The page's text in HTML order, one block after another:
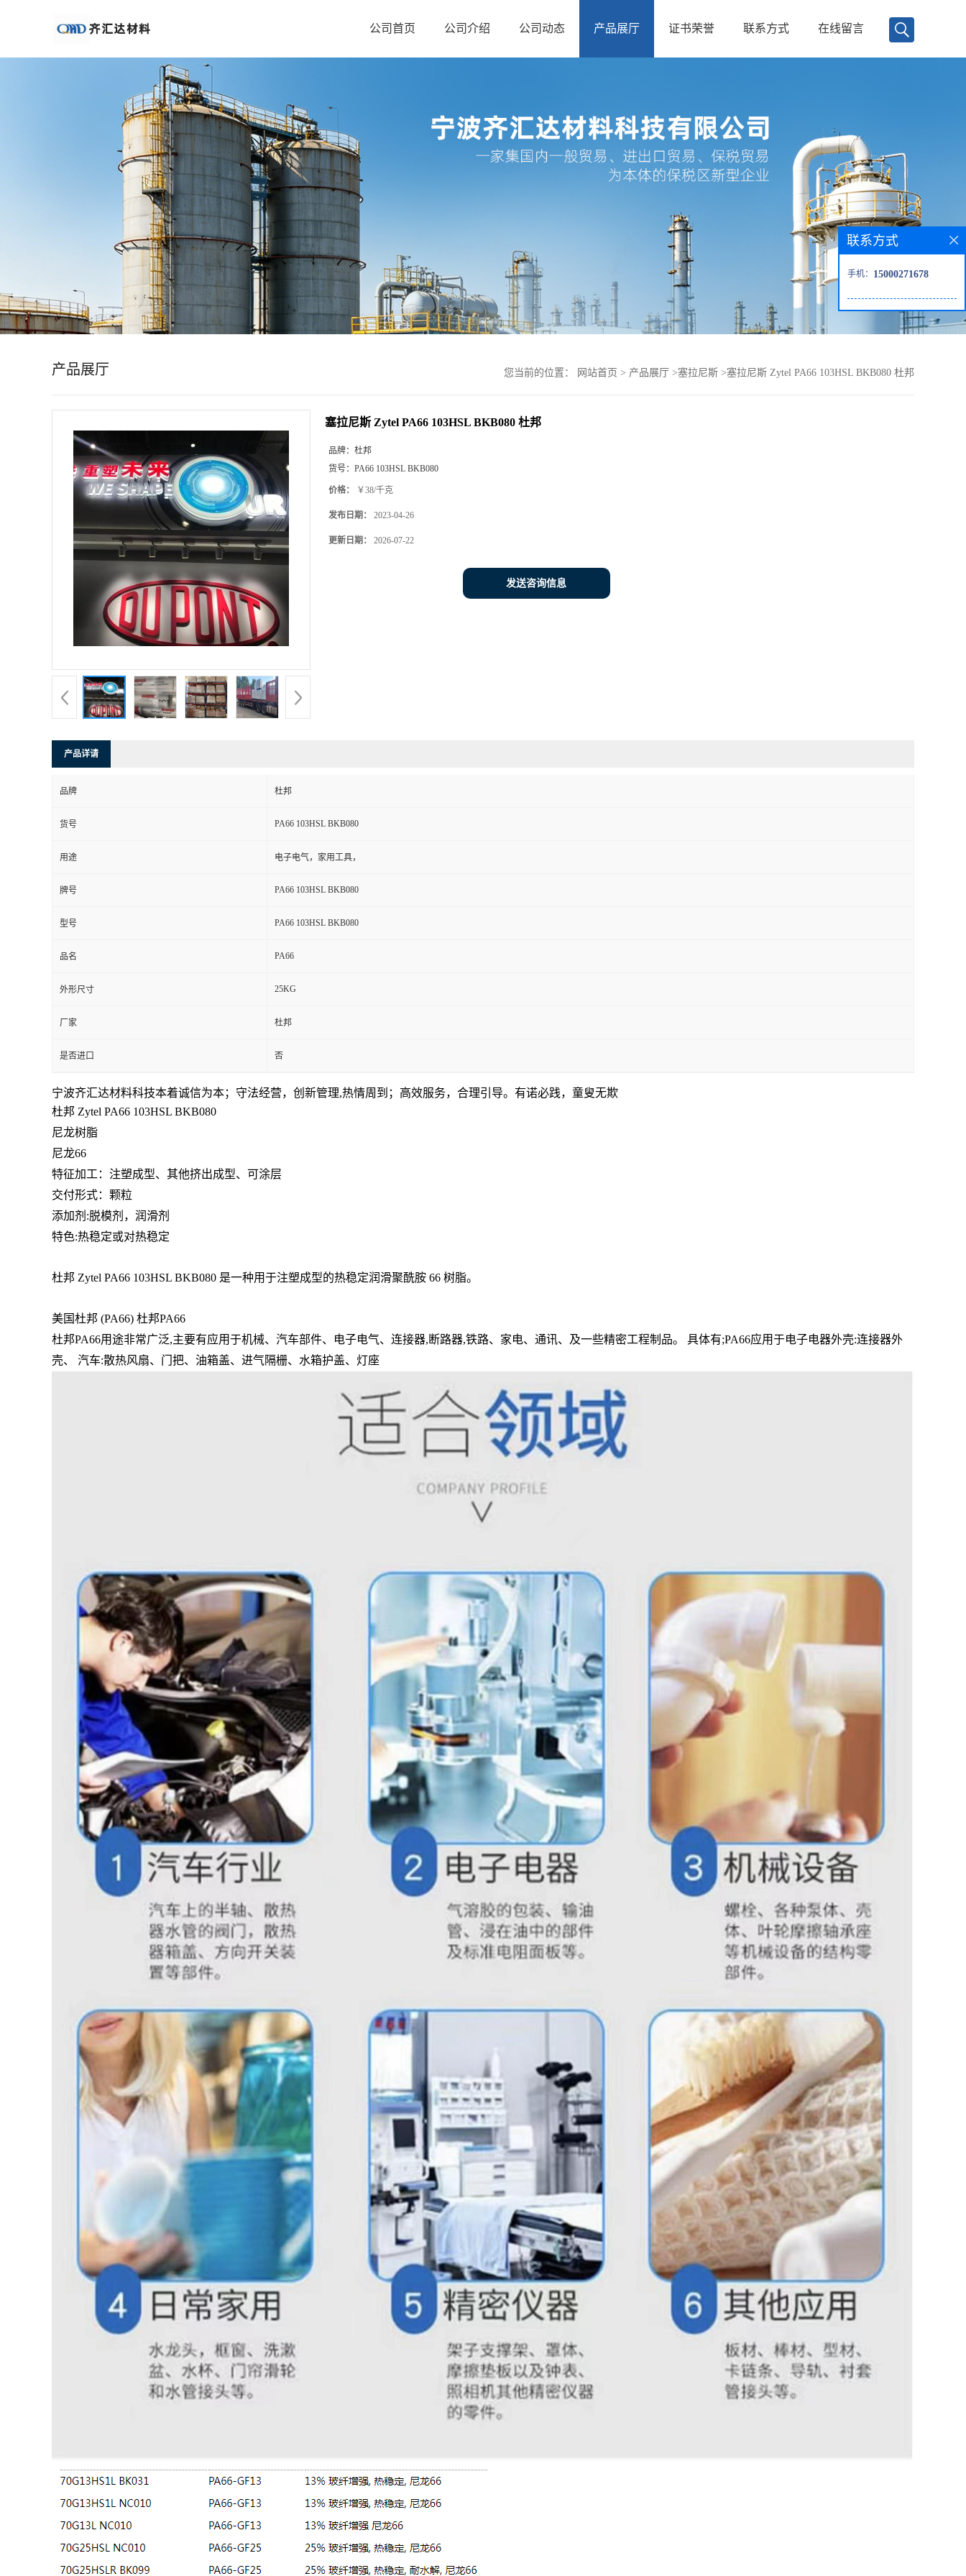
绍
公司首页 公司介绍 公司动态 产品展厅 证书荣誉 联系方式 在线留言
产品展厅 您当前的位置： 网站首页 > 产品展厅 >塞拉尼斯 >塞拉尼斯 Zytel PA66 103HSL BKB080 杜邦
塞拉尼斯 Zytel PA66 103HSL BKB080 杜邦
品牌： 杜邦
货号： PA66 103HSL BKB080
价格： ￥38/千克
发布日期： 2023-04-26
更新日期： 2026-07-22
发送咨询信息
产品详请
品牌 杜邦
货号 PA66 103HSL BKB080
用途 电子电气，家用工具，
牌号 PA66 103HSL BKB080
型号 PA66 103HSL BKB080
品名 PA66
外形尺寸 25KG
厂家 杜邦
是否进口 否
宁波齐汇达材料科技本着诚信为本；守法经营，创新管理,热情周到；高效服务，合理引导。有诺必践，童叟无欺
杜邦 Zytel PA66 103HSL BKB080
尼龙树脂
尼龙66
特征加工：注塑成型、其他挤出成型、可涂层
交付形式：颗粒
添加剂:脱模剂， 润滑剂
特色:热稳定或对热稳定
杜邦 Zytel PA66 103HSL BKB080 是一种用于注塑成型的热稳定润滑聚酰胺 66 树脂。
美国杜邦 (PA66) 杜邦PA66
杜邦PA66用途非常广泛,主要有应用于机械、汽车部件、电子电气、连接器,断路器,铁路、家电、通讯、及一些精密工程制品。 具体有;PA66应用于电子电器外壳:连接器外
壳、 汽车:散热风扇、门把、油箱盖、进气隔栅、水箱护盖、灯座
联系方式
手机： 15000271678